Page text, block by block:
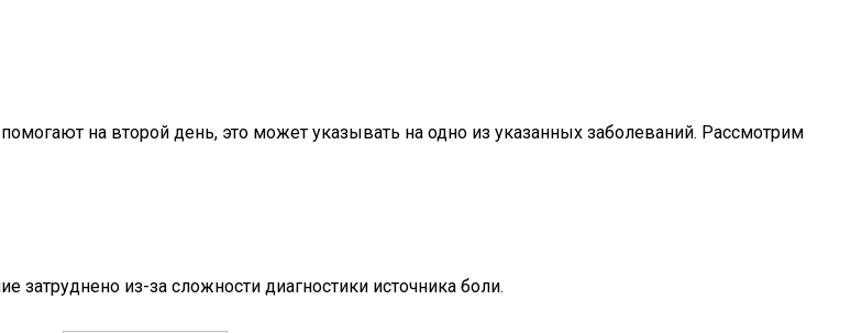
на второй день, это может указывать на одно из указанных заболеваний. Рассмотрим
из-за сложности диагностики источника боли.